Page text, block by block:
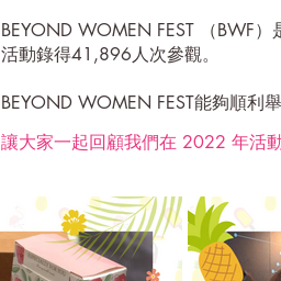
BEYOND WOMEN FEST （BWF
活動錄得41,896人次參觀。​
BEYOND WOMEN FEST能夠順利
讓大家一起回顧我們在 2022 年活